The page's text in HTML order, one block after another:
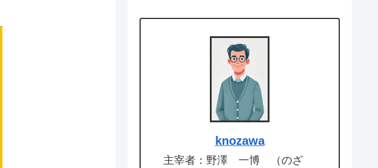
knozawa
主宰者：野澤 一博 （のざ